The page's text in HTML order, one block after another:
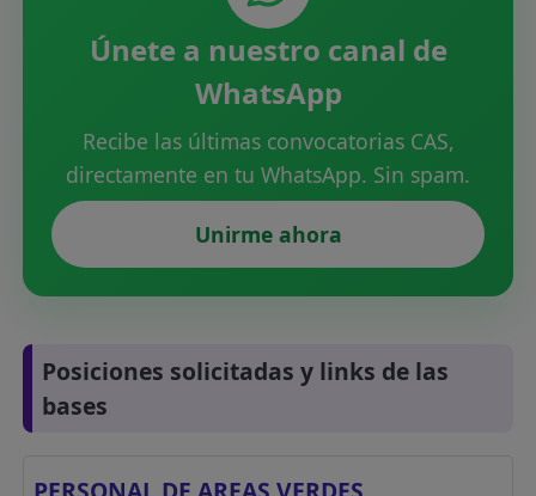
Únete a nuestro canal de
WhatsApp
Recibe las últimas convocatorias CAS,
directamente en tu WhatsApp. Sin spam.
Unirme ahora
Posiciones solicitadas y links de las
bases